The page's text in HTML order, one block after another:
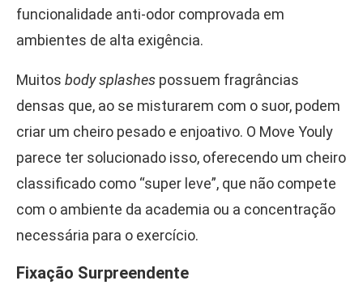
funcionalidade anti-odor comprovada em
ambientes de alta exigência.
Muitos body splashes possuem fragrâncias
densas que, ao se misturarem com o suor, podem
criar um cheiro pesado e enjoativo. O Move Youly
parece ter solucionado isso, oferecendo um cheiro
classificado como “super leve”, que não compete
com o ambiente da academia ou a concentração
necessária para o exercício.
Fixação Surpreendente